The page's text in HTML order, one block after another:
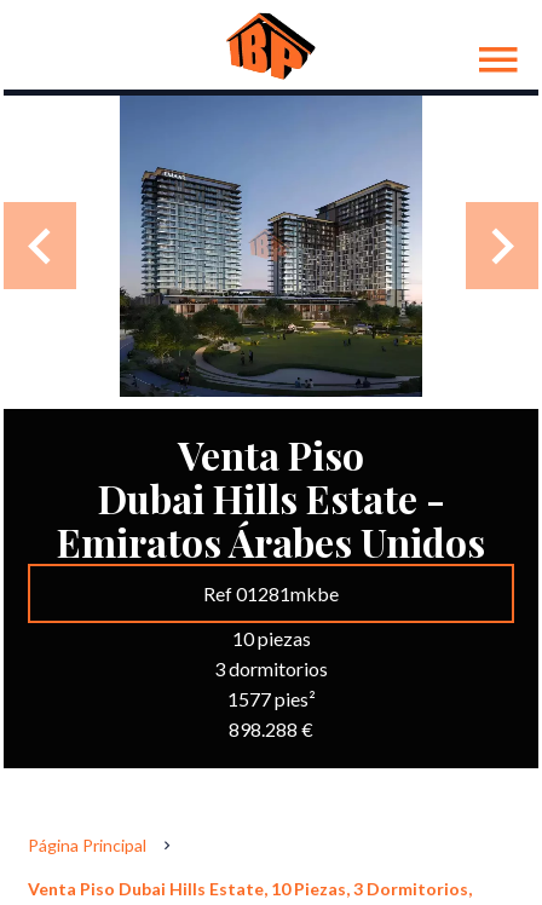
Venta Piso
Dubai Hills Estate -
Emiratos Árabes Unidos
Ref 01281mkbe
10 piezas
3 dormitorios
1577 pies²
898.288 €
Página Principal
Venta Piso Dubai Hills Estate, 10 Piezas, 3 Dormitorios,